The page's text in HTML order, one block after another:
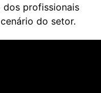
dos profissionais
do setor.